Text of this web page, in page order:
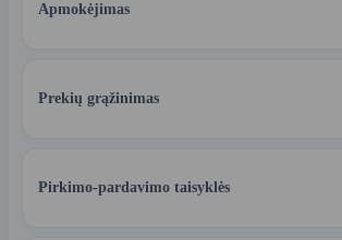
Apmokėjimas
Prekių grąžinimas
Pirkimo-pardavimo taisyklės